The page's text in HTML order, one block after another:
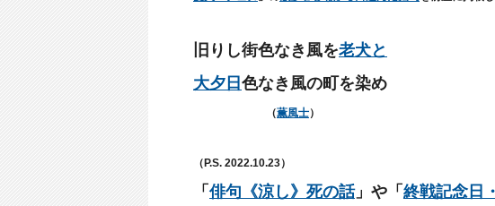
旧りし街色なき風を老犬と
大夕日 色なき風の町を染め
（薫風士）
（P.S. 2022.10.23）
「 俳句《涼し》死の話」や 「 終戦記念日